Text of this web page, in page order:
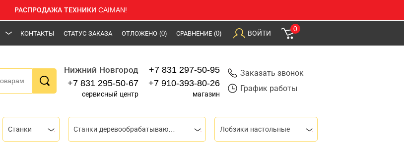
РАСПРОДАЖА ТЕХНИКИ CAIMAN!
КОНТАКТЫ СТАТУС ЗАКАЗА ОТЛОЖЕНО (0) СРАВНЕНИЕ (0) ВОЙТИ
0
Нижний Новгород
+7 831 295-50-67
сервисный центр
+7 831 297-50-95
+7 910-393-80-26
магазин
Заказать звонок
График работы
Станки Лобзики настольные